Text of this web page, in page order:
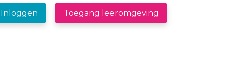
Inloggen Toegang leeromgeving